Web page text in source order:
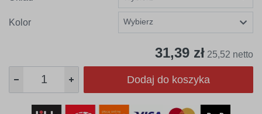
Kolor Wybierz
31,39 zł 25,52 netto
Dodaj do koszyka